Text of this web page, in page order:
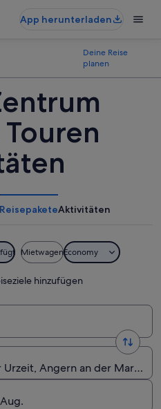
App herunterladen
Deine Reise
planen
ReisepaketeAktivitäten
MietwagenEconomy
hinzufügen
Angern an der March,